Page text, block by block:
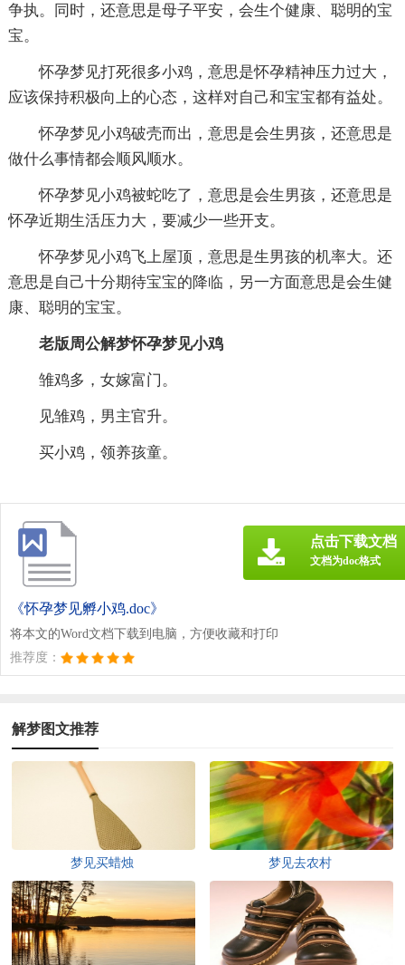
争执。同时，还意思是母子平安，会生个健康、聪明的宝
宝。
怀孕梦见打死很多小鸡，意思是怀孕精神压力过大，
应该保持积极向上的心态，这样对自己和宝宝都有益处。
怀孕梦见小鸡破壳而出，意思是会生男孩，还意思是
做什么事情都会顺风顺水。
怀孕梦见小鸡被蛇吃了，意思是会生男孩，还意思是
怀孕近期生活压力大，要减少一些开支。
怀孕梦见小鸡飞上屋顶，意思是生男孩的机率大。还
意思是自己十分期待宝宝的降临，另一方面意思是会生健
康、聪明的宝宝。
老版周公解梦怀孕梦见小鸡
雏鸡多，女嫁富门。
见雏鸡，男主官升。
买小鸡，领养孩童。
《怀孕梦见孵小鸡.doc》
将本文的Word文档下载到电脑，方便收藏和打印
推荐度：
点击下载文档
文档为doc格式
解梦图文推荐
梦见买蜡烛 梦见去农村